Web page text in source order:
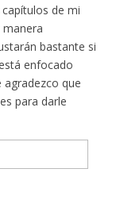
de mi
manera
bastante si
enfocado
que
para darle